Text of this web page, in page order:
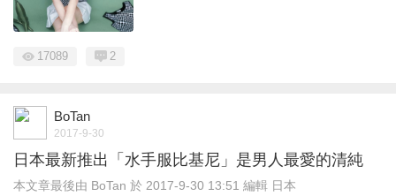
17089 2
BoTan
2017-9-30
日本最新推出「水手服比基尼」是男人最愛的清純
本文章最後由 BoTan 於 2017-9-30 13:51 編輯 日本